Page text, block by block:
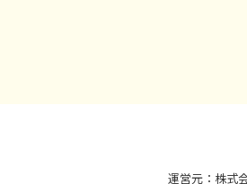
運営元：株式